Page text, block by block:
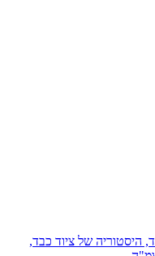
היסטוריה של ציוד כבד,